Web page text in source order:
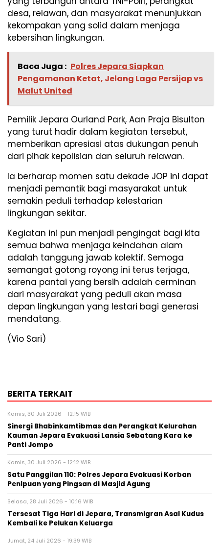
desa, relawan, dan masyarakat menunjukkan
kekompakan yang solid dalam menjaga
kebersihan lingkungan.
Baca Juga : Polres Jepara Siapkan
Pengamanan Ketat, Jelang Laga Persijap vs
Malut United
​Pemilik Jepara Ourland Park, Aan Praja Bisulton
yang turut hadir dalam kegiatan tersebut,
memberikan apresiasi atas dukungan penuh
dari pihak kepolisian dan seluruh relawan.
Ia berharap momen satu dekade JOP ini dapat
menjadi pemantik bagi masyarakat untuk
semakin peduli terhadap kelestarian
lingkungan sekitar.
​Kegiatan ini pun menjadi pengingat bagi kita
semua bahwa menjaga keindahan alam
adalah tanggung jawab kolektif. Semoga
semangat gotong royong ini terus terjaga,
karena pantai yang bersih adalah cerminan
dari masyarakat yang peduli akan masa
depan lingkungan yang lestari bagi generasi
mendatang.
(Vio Sari)
BERITA TERKAIT
Kamis, 30 Juli 2026 - 12:15 WIB
Sinergi Bhabinkamtibmas dan Perangkat Kelurahan
Kauman Jepara Evakuasi Lansia Sebatang Kara ke
Panti Jompo
Kamis, 30 Juli 2026 - 12:12 WIB
Satu Panggilan 110: Polres Jepara Evakuasi Korban
Penipuan yang Pingsan di Masjid Agung
Selasa, 28 Juli 2026 - 10:16 WIB
Tersesat Tiga Hari di Jepara, Transmigran Asal Kudus
Kembali ke Pelukan Keluarga
Jumat, 24 Juli 2026 - 19:39 WIB